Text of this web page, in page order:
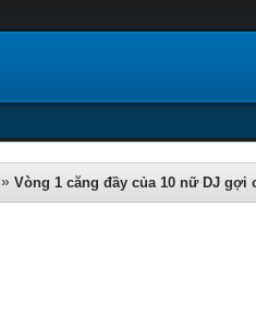
» Vòng 1 căng đầy của 10 nữ DJ gợi